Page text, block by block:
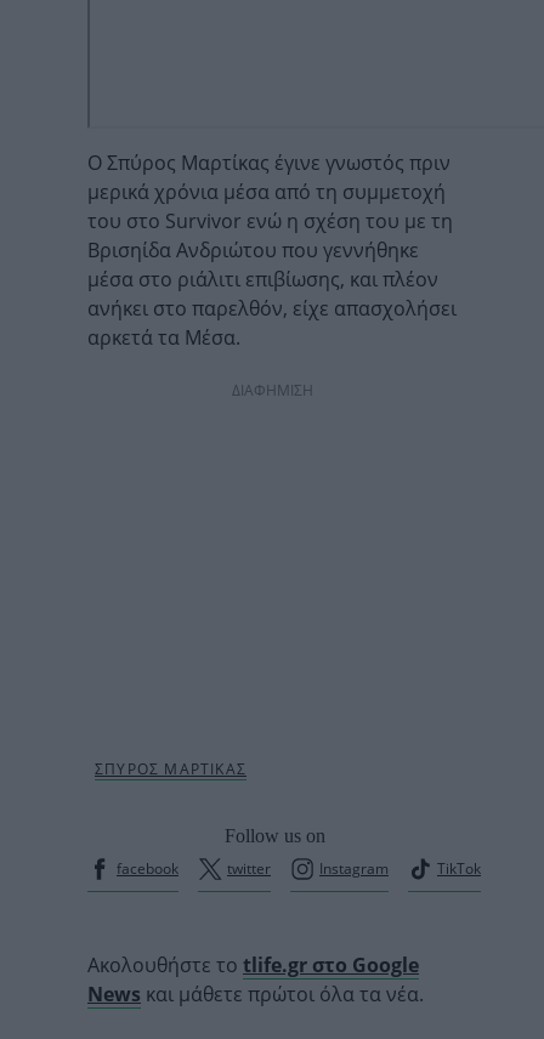
Ο Σπύρος Μαρτίκας έγινε γνωστός πριν
μερικά χρόνια μέσα από τη συμμετοχή
του στο Survivor ενώ η σχέση του με τη
Βρισηίδα Ανδριώτου που γεννήθηκε
μέσα στο ριάλιτι επιβίωσης, και πλέον
ανήκει στο παρελθόν, είχε απασχολήσει
αρκετά τα Μέσα.
ΔΙΑΦΗΜΙΣΗ
Follow us on
facebook
twitter Instagram TikTok
Ακολουθήστε το tlife.gr στο Google
News και μάθετε πρώτοι όλα τα νέα.